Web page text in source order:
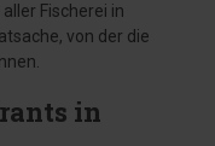
Fischerei in
von der die
in